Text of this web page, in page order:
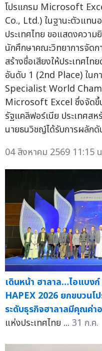
โปรแกรม Microsoft
Co., Ltd.) ในฐานะตัวแท
ประเทศไทย ขอแสดงควา
นักศึกษาคณะวิทยาการจัด
สร้างชื่อเสียงให้ประเทศไท
อันดับ 1 (2nd Place) ใน
Specialist World
Microsoft Excel ซึ่งจัด
รัฐแคลิฟอร์เนีย ประเทศสห
นายธนวิชญ์ได้รับการผลักดั
04 สิงหาคม 2569 11:15
เดินหน้า ฮาลาล…ไอแบง
HAPEX 2026 ยกขบวนโ
ระดับธุรกิจฮาลาลมีคุณค่า
แห่งประเทศไทย ... 31 ก.ค.